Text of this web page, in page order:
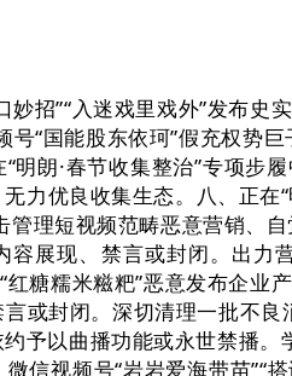
”“入迷戏里戏外”发布史
号“国能股东依珂”假充权势
明朗·春节收集整治”专项步
力优良收集生态。八、正在
理短视频范畴恶意营销、
容展现、禁言或封闭。出
红糖糯米糍粑”恶意发布企
或封闭。深切清理一批不
予以曲播功能或永世禁播
信视频号“岩岩爱海带苗”“